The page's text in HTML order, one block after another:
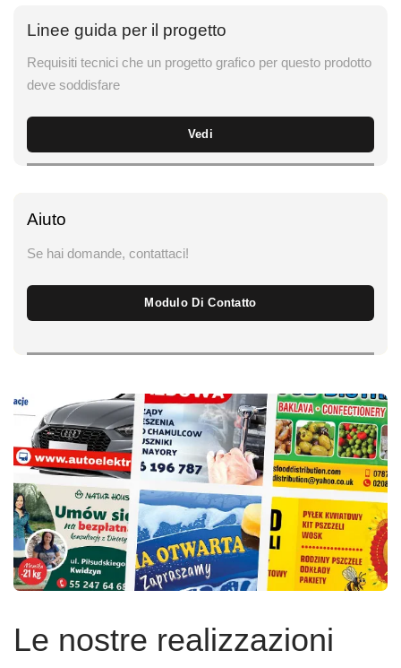
Linee guida per il progetto
Requisiti tecnici che un progetto grafico per questo prodotto
deve soddisfare
Vedi
Aiuto
Se hai domande, contattaci!
Modulo Di Contatto
Le nostre realizzazioni